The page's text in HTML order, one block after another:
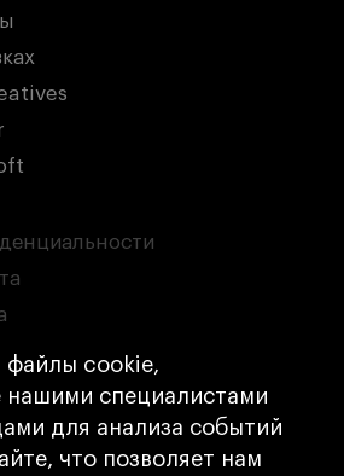
файлы cookie,
нашими специалистами
для анализа событий
что позволяет нам
с господдержкой
образовательной
ВО «Универсальный